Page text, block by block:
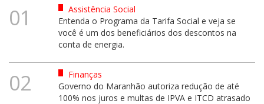
01
Assistência Social
Entenda o Programa da Tarifa Social e veja se
você é um dos beneficiários dos descontos na
conta de energia.
02
Finanças
Governo do Maranhão autoriza redução de até
100% nos juros e multas de IPVA e ITCD atrasado